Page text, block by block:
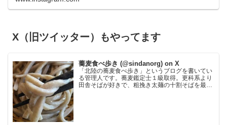
X（旧ツイッター）もやってます
蕎麦食べ歩き (@sindanorg) on X
「北陸の蕎麦食べ歩き」というブログを書いてい
る管理人です。蕎麦鑑定士１級取得。更科系より
田舎そばが好きで、粗挽き太麺の十割そばを最も